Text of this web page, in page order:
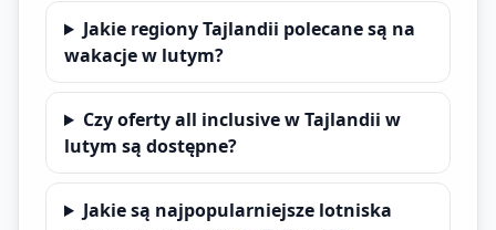
Jakie regiony Tajlandii polecane są na
wakacje w lutym?
Czy oferty all inclusive w Tajlandii w
lutym są dostępne?
Jakie są najpopularniejsze lotniska